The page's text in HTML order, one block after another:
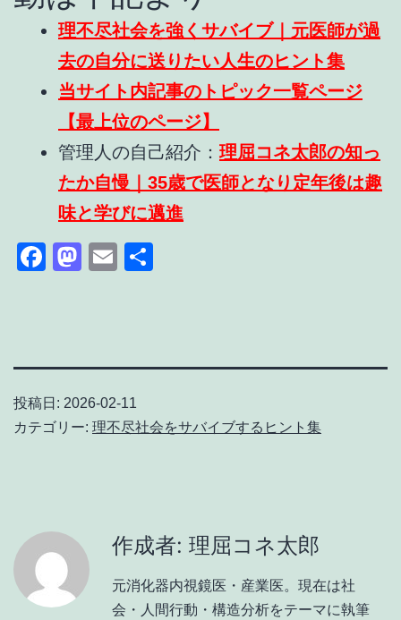
理不尽社会を強くサバイブ｜元医師が過
去の自分に送りたい人生のヒント集
当サイト内記事のトピック一覧ページ
【最上位のページ】
管理人の自己紹介： 理屈コネ太郎の知っ
たか自慢｜35歳で医師となり定年後は趣
味と学びに邁進
Facebook
Mastodon
Email
投稿日: 2026-02-11
カテゴリー: 理不尽社会をサバイブするヒント集
作成者: 理屈コネ太郎
元消化器内視鏡医・産業医。現在は社
会・人間行動・構造分析をテーマに執筆